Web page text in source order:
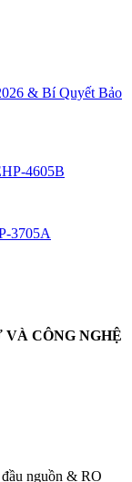
& Bí Quyết Bảo
4605B
3705A
CÔNG NGHỆ
nguồn & RO